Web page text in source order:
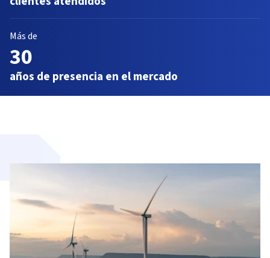
Más de
30
años de presencia en el mercado